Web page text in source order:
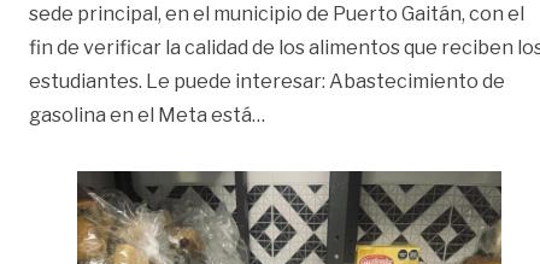
sede principal, en el municipio de Puerto Gaitán, con el
fin de verificar la calidad de los alimentos que reciben
estudiantes. Le puede interesar: Abastecimiento de
gasolina en el Meta está…